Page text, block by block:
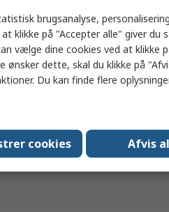
RTC-
med HMI
PLC
Kr. 362,96(ekskl.
Antal
brugsanalyse,
klikke på "Accepter alle" giver du
vælge dine cookies ved at klikke
ønsker dette, skal du klikke på
Du kan finde flere
cookies Afvis